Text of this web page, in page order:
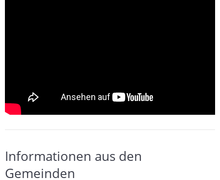
Informationen aus den
Gemeinden